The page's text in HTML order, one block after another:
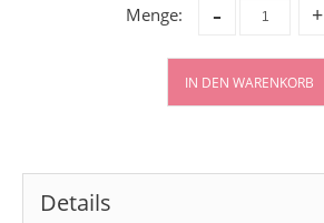
Menge:
+
-
IN DEN WARENKORB
Details